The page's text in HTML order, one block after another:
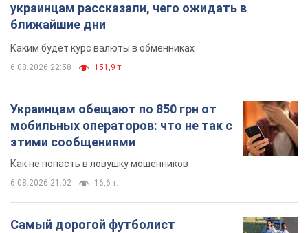
украинцам рассказали, чего ожидать в
ближайшие дни
Каким будет курс валюты в обменниках
6.08.2026 22:58 151,9 т.
Украинцам обещают по 850 грн от
мобильных операторов: что не так с
этими сообщениями
Как не попасть в ловушку мошенников
6.08.2026 21:02 16,6 т.
Самый дорогой футболист